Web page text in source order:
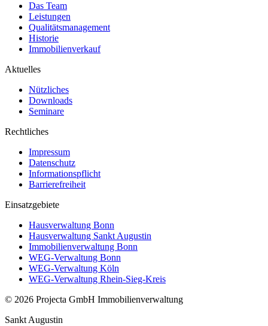
Das Team
Leistungen
Qualitätsmanagement
Historie
Immobilienverkauf
Aktuelles
Nützliches
Downloads
Seminare
Rechtliches
Impressum
Datenschutz
Informationspflicht
Barrierefreiheit
Einsatzgebiete
Hausverwaltung Bonn
Hausverwaltung Sankt Augustin
Immobilienverwaltung Bonn
WEG-Verwaltung Bonn
WEG-Verwaltung Köln
WEG-Verwaltung Rhein-Sieg-Kreis
© 2026 Projecta GmbH Immobilienverwaltung
Sankt Augustin